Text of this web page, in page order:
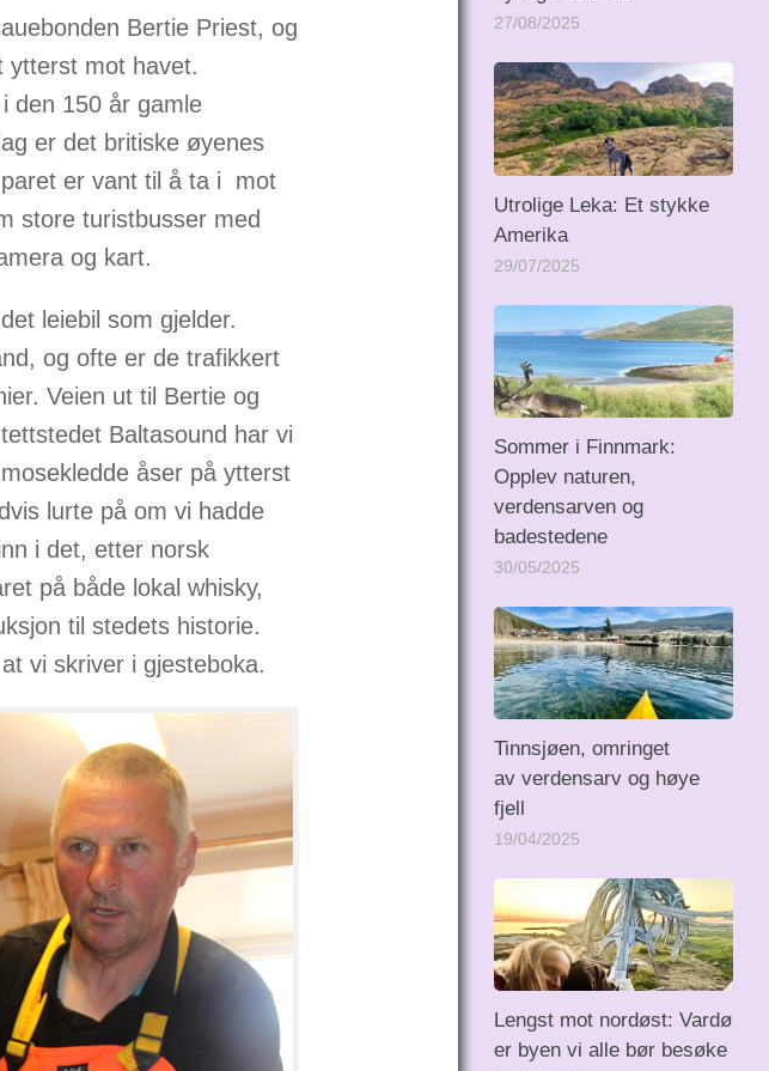
Bertie Priest, og
ytterst mot havet.
den 150 år gamle
er det britiske øyenes
er vant til å ta i mot
store turistbusser med
og kart.
leiebil som gjelder.
og ofte er de trafikkert
Veien ut til Bertie og
Baltasound har vi
åser på ytterst
lurte på om vi hadde
i det, etter norsk
på både lokal whisky,
til stedets historie.
vi skriver i gjesteboka.
27/08/2025
Utrolige Leka: Et stykke
Amerika
29/07/2025
Sommer i Finnmark:
Opplev naturen,
verdensarven og
badestedene
30/05/2025
Tinnsjøen, omringet
av verdensarv og høye
fjell
19/04/2025
Lengst mot nordøst: Vardø
er byen vi alle bør besøke